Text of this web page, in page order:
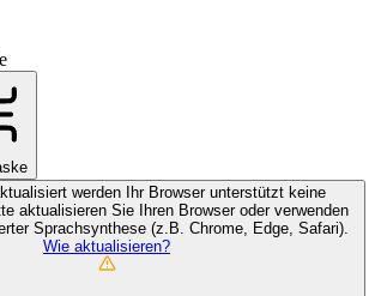
werden
Ihr Browser unterstützt keine
aktualisieren Sie Ihren Browser oder verwenden
Sprachsynthese (z.B. Chrome, Edge, Safari).
Wie aktualisieren?